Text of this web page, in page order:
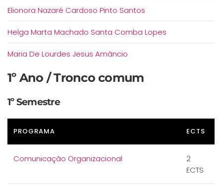
Elionora Nazaré Cardoso Pinto Santos
Helga Marta Machado Santa Comba Lopes
Maria De Lourdes Jesus Amâncio
1º Ano / Tronco comum
1º Semestre
PROGRAMA ECTS
Comunicação Organizacional
2
ECTS